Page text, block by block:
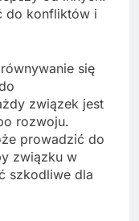
do konfliktów i
się
związek jest
rozwoju.
prowadzić do
związku w
szkodliwe dla